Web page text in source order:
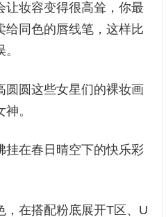
让妆容变得很高耸，你最
给同色的唇线笔，这样比
圆圆这些女星们的裸妆画
。
挂在春日晴空下的快乐彩
，在搭配粉底展开T区、U